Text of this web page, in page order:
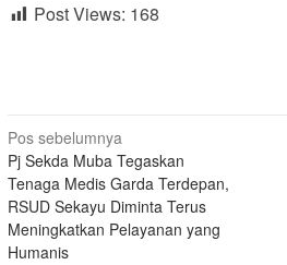
Post Views: 168
Navigasi
pos
Pos sebelumnya
Pj Sekda Muba Tegaskan
Tenaga Medis Garda Terdepan,
RSUD Sekayu Diminta Terus
Meningkatkan Pelayanan yang
Humanis